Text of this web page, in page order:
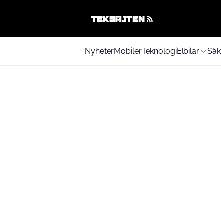
NyheterMobilerTeknologiElbilar